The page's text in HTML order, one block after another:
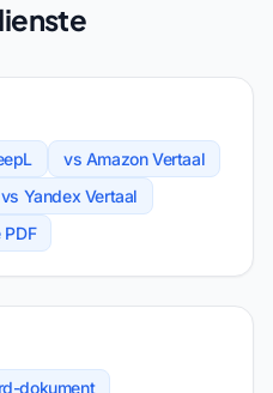
vs Amazon Vertaal
vs Yandex Vertaal
dokument